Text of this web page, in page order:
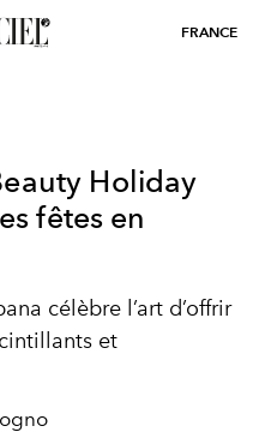
FRANCE
Holiday
fêtes en
célèbre l’art d’offrir
et